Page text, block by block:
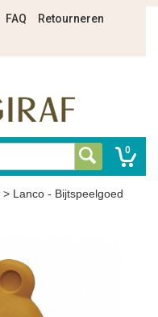
FAQ
Retourneren
0
> Lanco - Bijtspeelgoed